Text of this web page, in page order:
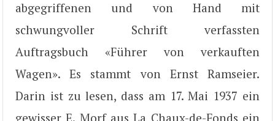
abgegriffenen und von Hand mit
schwungvoller Schrift verfassten
Auftragsbuch «Führer von verkauften
Wagen». Es stammt von Ernst Ramseier.
Darin ist zu lesen, dass am 17. Mai 1937 ein
gewisser E. Morf aus La Chaux-de-Fonds ein